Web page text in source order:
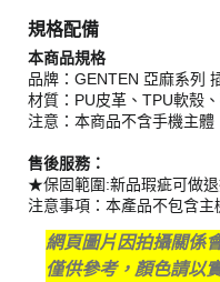
規格配備
本商品規格
品牌：GENTEN 亞麻系列
材質：PU皮革、TPU軟殼
注意：本商品不含手機主體
售後服務：
★保固範圍:新品瑕疵可做
注意事項：本產品不包含主
網頁圖片因拍攝關係
僅供參考，顏色請以